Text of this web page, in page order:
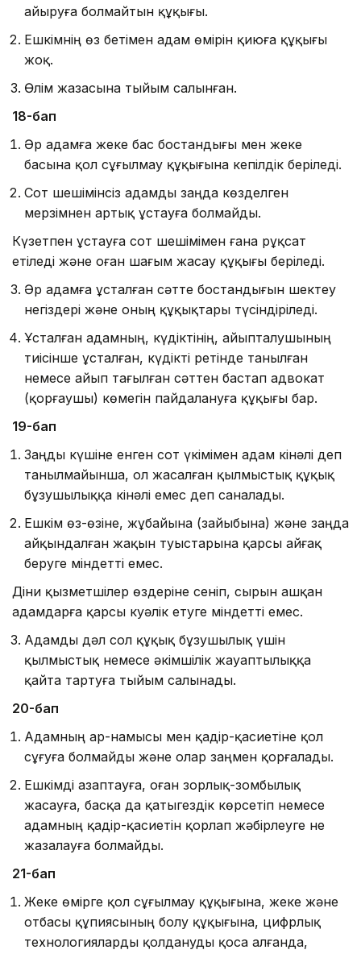
айыруға болмайтын құқығы.
Ешкімнің өз бетімен адам өмірін қиюға құқығы
жоқ.
Өлім жазасына тыйым салынған.
18-бап
Әр адамға жеке бас бостандығы мен жеке
басына қол сұғылмау құқығына кепілдік беріледі.
Сот шешімінсіз адамды заңда көзделген
мерзімнен артық ұстауға болмайды.
Күзетпен ұстауға сот шешімімен ғана рұқсат
етіледі және оған шағым жасау құқығы беріледі.
Әр адамға ұсталған сәтте бостандығын шектеу
негіздері және оның құқықтары түсіндіріледі.
Ұсталған адамның, күдіктінің, айыпталушының
тиісін­ше ұсталған, күдікті ретінде танылған
немесе айып тағылған сәт­тен бастап адвокат
(қорғаушы) көмегiн пайдалануға құқығы бар.
19-бап
Заңды күшіне енген сот үкімімен адам кінәлі деп
танылмайынша, ол жасалған қылмыстық құқық
бұзушы­лыққа кінәлі емес деп саналады.
Ешкім өз-өзіне, жұбайына (зайыбына) және заңда
айқындалған жақын туыстарына қарсы айғақ
беруге міндетті емес.
Діни қызметшілер өздеріне сеніп, сырын ашқан
адамдарға қарсы куәлік етуге міндетті емес.
Адамды дәл сол құқық бұзушылық үшін
қылмыстық не­ме­се әкімшілік жауаптылыққа
қайта тартуға тыйым салынады.
20-бап
Адамның ар-намысы мен қадiр-қасиетiне қол
сұғуға болмайды және олар заңмен қорғалады.
Ешкiмдi азаптауға, оған зорлық-зомбылық
жасауға, басқа да қатыгездiк көрсетіп немесе
адамның қадiр-қасиетiн қорлап жәбiрлеуге не
жазалауға болмайды.
21-бап
Жеке өмірге қол сұғылмау құқығына, жеке және
отбасы құпиясының болу құқығына, цифрлық
технологияларды қолдануды қоса алғанда,